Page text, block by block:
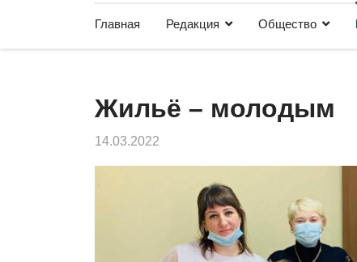
Главная Редакция Общество
Жильё – молодым
14.03.2022